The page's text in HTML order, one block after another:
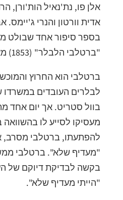
אלן פו, נת'נאיל הות'ורן,
אדית וורטון והנרי
בספר סיפור אחד שבולט
"ברטלבי הלבלר" (1853) מאת הרמן מלוויל.
ברטלבי הוא החרוץ
לבלרים העובדים במשרדו
בוול סטריט. אך יום אחד
מעסיקו לסייע לו בהשוואה
להפתעתו, ברטלבי מסרב,
"מעדיף שלא". ברטלבי
בקשה לבדיקת דיוקם של
"הייתי מעדיף שלא".